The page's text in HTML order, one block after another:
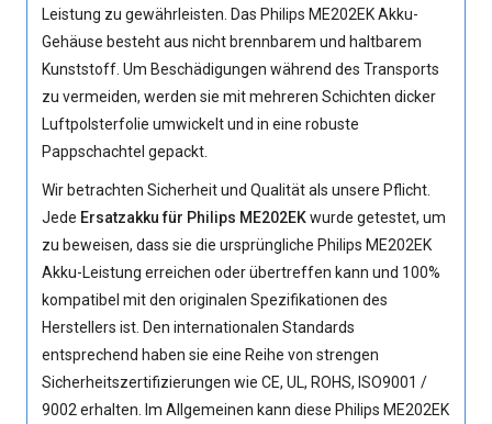
Leistung zu gewährleisten. Das Philips ME202EK Akku-
Gehäuse besteht aus nicht brennbarem und haltbarem
Kunststoff. Um Beschädigungen während des Transports
zu vermeiden, werden sie mit mehreren Schichten dicker
Luftpolsterfolie umwickelt und in eine robuste
Pappschachtel gepackt.
Wir betrachten Sicherheit und Qualität als unsere Pflicht.
Jede Ersatzakku für Philips ME202EKwurde getestet, um
zu beweisen, dass sie die ursprüngliche Philips ME202EK
Akku-Leistung erreichen oder übertreffen kann und 100%
kompatibel mit den originalen Spezifikationen des
Herstellers ist. Den internationalen Standards
entsprechend haben sie eine Reihe von strengen
Sicherheitszertifizierungen wie CE, UL, ROHS, ISO9001 /
9002 erhalten. Im Allgemeinen kann diese Philips ME202EK